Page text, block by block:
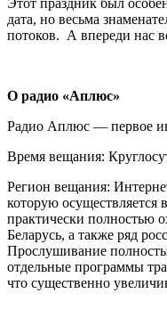
Этот праздник был
дата, но весьма
потоков. А впереди нас
О радио «Аплюс»
Радио Аплюс — первое
Время вещания:
Регион вещания:
которую осуществляется
практически полностью
Беларусь, а также ряд
Прослушивание
отдельные программы
что существенно